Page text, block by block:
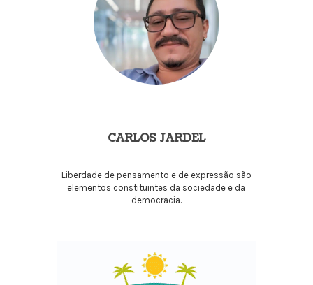
CARLOS JARDEL
Liberdade de pensamento e de expressão são
elementos constituintes da sociedade e da
democracia.